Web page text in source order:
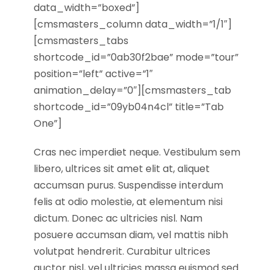
data_width=”boxed”]
[cmsmasters_column data_width=”1/1″]
[cmsmasters_tabs
shortcode_id=”0ab30f2bae” mode=”tour”
position=”left” active=”1″
animation_delay=”0″][cmsmasters_tab
shortcode_id=”09yb04n4cl” title=”Tab
One”]
Cras nec imperdiet neque. Vestibulum sem
libero, ultrices sit amet elit at, aliquet
accumsan purus. Suspendisse interdum
felis at odio molestie, at elementum nisi
dictum. Donec ac ultricies nisl. Nam
posuere accumsan diam, vel mattis nibh
volutpat hendrerit. Curabitur ultrices